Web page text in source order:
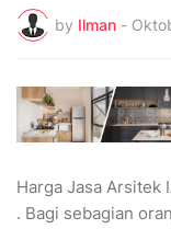
by Ilman -
Harga Jasa Arsitek
. Bagi sebagian